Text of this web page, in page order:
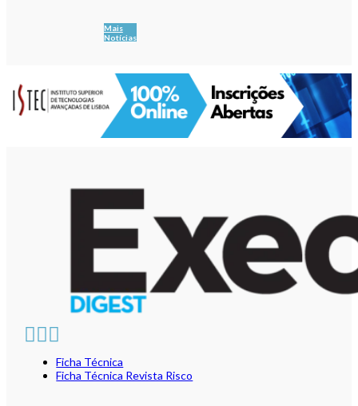
Mais
Notícias
Ficha Técnica
Ficha Técnica Revista Risco